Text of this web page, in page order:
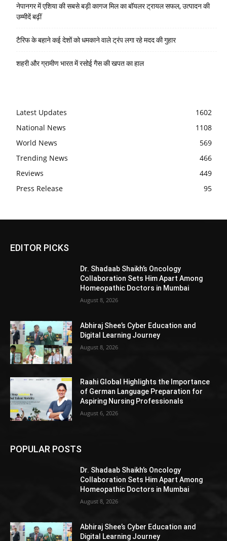
नेपानगर में एशिया की सबसे बड़ी कागज मिल का बॉयलर ट्रायल सफल, उत्पादन की
उम्मीदें बढ़ीं
टैरिफ के बहाने कई देशों को धमकाने वाले ट्रंप लगा रहे मदद की गुहार
शहरी और ग्रामीण भारत में रसोई गैस की खपत का हाल
Latest Updates
1602
National News
1108
World News
569
Trending News
466
Reviews
449
Press Release
95
EDITOR PICKS
Dr. Shadaab Shaikh’s Oncology
Collaboration Sets Him Apart Among
Homeopathic Doctors in Mumbai
August 8, 2026
Abhiraj Shee’s Cyber Education and
Digital Learning Journey
August 8, 2026
Raahi Global Highlights the Importance
of German Language Preparation for
Aspiring Nursing Professionals
August 6, 2026
POPULAR POSTS
Dr. Shadaab Shaikh’s Oncology
Collaboration Sets Him Apart Among
Homeopathic Doctors in Mumbai
August 8, 2026
Abhiraj Shee’s Cyber Education and
Digital Learning Journey